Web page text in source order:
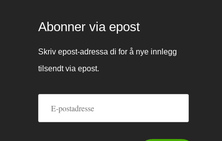
Abonner via epost
Skriv epost-adressa di for å nye innlegg
tilsendt via epost.